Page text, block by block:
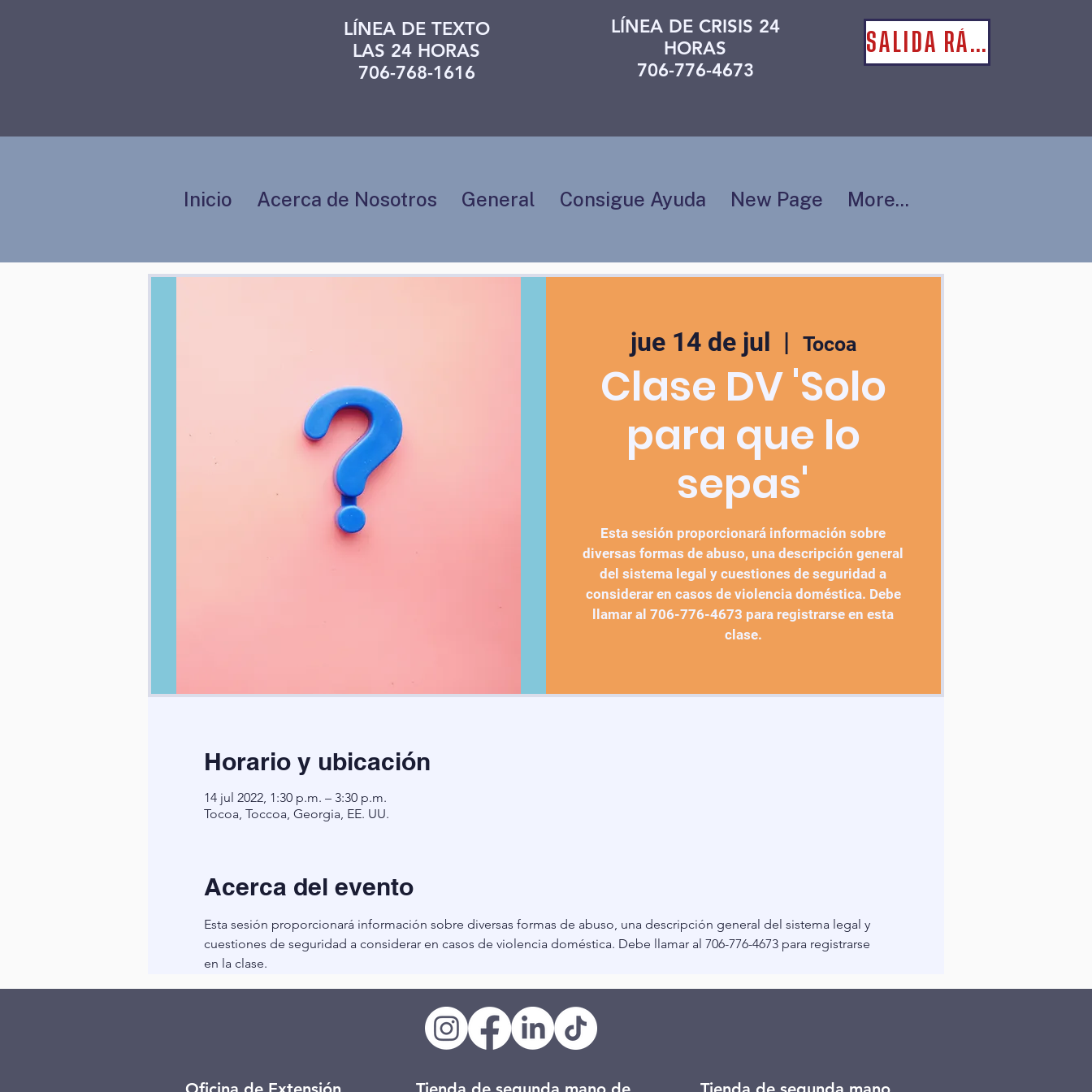
LÍNEA DE TEXTO
LAS 24 HORAS
706-768-1616
LÍNEA DE CRISIS 24
HORAS
706-776-4673
Inicio Acerca de Nosotros General Consigue Ayuda New Page More...
jue 14 de jul
  |
Tocoa
Clase DV 'Solo
para que lo
sepas'
Esta sesión proporcionará información sobre
diversas formas de abuso, una descripción general
del sistema legal y cuestiones de seguridad a
considerar en casos de violencia doméstica. Debe
llamar al 706-776-4673 para registrarse en esta
clase.
Horario y ubicación
14 jul 2022, 1:30 p.m. – 3:30 p.m.
Tocoa, Toccoa, Georgia, EE. UU.
Acerca del evento
Esta sesión proporcionará información sobre diversas formas de abuso, una descripción general del sistema legal y
cuestiones de seguridad a considerar en casos de violencia doméstica. Debe llamar al 706-776-4673 para registrarse
en la clase.